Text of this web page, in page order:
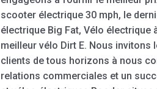
scooter électrique 30 mph, le
électrique Big Fat, Vélo électrique
meilleur vélo Dirt E. Nous invitons
clients de tous horizons à nous
relations commerciales et un